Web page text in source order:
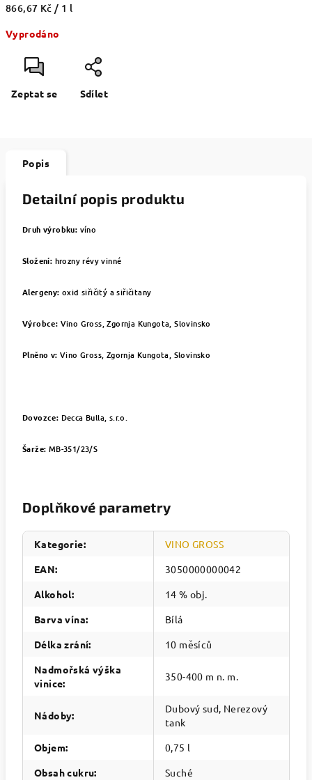
Měrná
866,67 Kč / 1 l
Vyprodáno
Zeptat se Sdílet
Popis
Detailní popis produktu
Druh výrobku: víno
Složení: hrozny révy vinné
Alergeny: oxid siřičitý a siřičitany
Výrobce: Vino Gross,Zgornja Kungota, Slovinsko
Plněno v: Vino Gross, Zgornja Kungota, Slovinsko
Dovozce: Decca Bulla, s.r.o.
Šarže: MB-351/23/S
Doplňkové parametry
Kategorie:
VINO GROSS
EAN:
3050000000042
Alkohol:
14 % obj.
Barva vína:
Bílá
Délka zrání:
10 měsíců
Nadmořská výška
vinice:
350-400 m n. m.
Nádoby:
Dubový sud, Nerezový
tank
Objem:
0,75 l
Obsah cukru: Suché